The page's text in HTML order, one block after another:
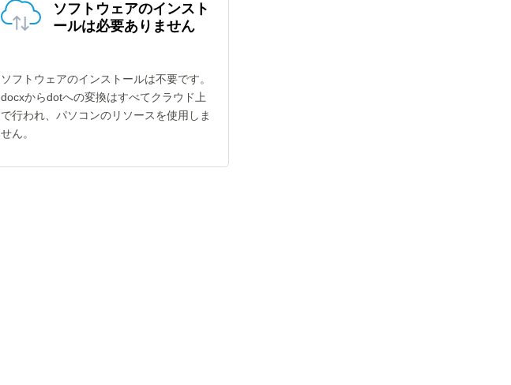
ソフトウェアのインスト
ールは必要ありません
ソフトウェアのインストールは不要です。
docxからdotへの変換はすべてクラウド上
で行われ、パソコンのリソースを使用しま
せん。